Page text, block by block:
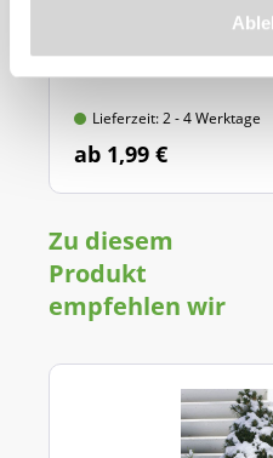
Materialstärke: 211 g/qm
*in verschiedenen
Lieferzeit: 2 - 4 Werktage
ab 1,99 €
Zu diesem
Produkt
empfehlen wir